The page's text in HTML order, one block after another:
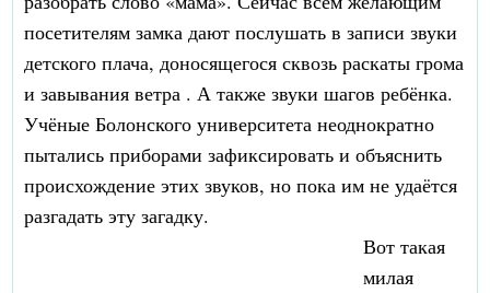
посетителям замка дают послушать в записи звуки
детского плача, доносящегося сквозь раскаты грома
и завывания ветра . А также звуки шагов ребёнка.
Учёные Болонского университета неоднократно
пытались приборами зафиксировать и объяснить
происхождение этих звуков, но пока им не удаётся
разгадать эту загадку.
Вот такая
милая